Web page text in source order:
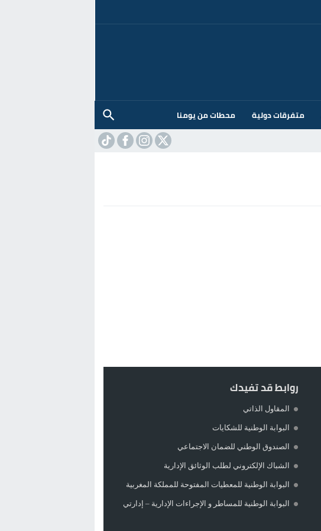
متفرقات دولية
محطات من يومنا
روابط قد تفيدك
المقاول الذاتي
البوابة الوطنية للشكايات
الصندوق الوطني للضمان الاجتماعي
الشباك الإلكتروني لطلب الوثائق الإدارية
البوابة الوطنية للمعطيات المفتوحة للمملكة المغربية
البوابة الوطنية للمساطر و الإجراءات الإدارية – إدارتي